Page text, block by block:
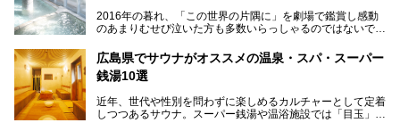
モン、全国にファンが多い広島風お好み焼きなどのグルメも
充実。
銭湯をご紹介します。
2016年の暮れ、「この世界の片隅に」を劇場で鑑賞し感動
のあまりむせび泣いた方も多数いらっしゃるのではないでし
あの夏のヒロシマを生きた主人公すずさんの笑顔が、今もど
こかに輝きつづけていることをふと思い浮かべます。
そんな映画の舞台となった広島県呉市を中心に、広島のおす
広島県でサウナがオススメの温泉・スパ・スーパー
銭湯10選
近年、世代や性別を問わずに楽しめるカルチャーとして定着
しつつあるサウナ。スーパー銭湯や温浴施設では「目玉」と